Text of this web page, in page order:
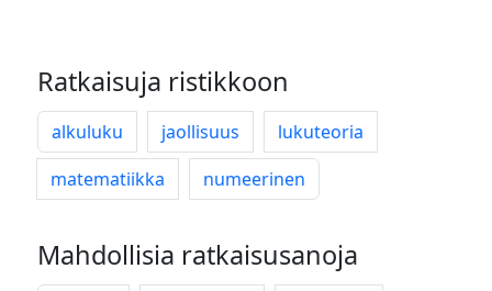
Ratkaisuja ristikkoon
alkuluku jaollisuus
lukuteoria
matematiikka
numeerinen
Mahdollisia ratkaisusanoja